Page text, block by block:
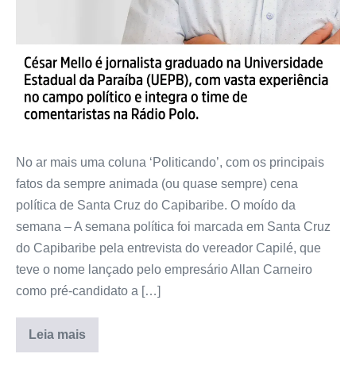
No ar mais uma coluna ‘Politicando’, com os principais
fatos da sempre animada (ou quase sempre) cena
política de Santa Cruz do Capibaribe. O moído da
semana – A semana política foi marcada em Santa Cruz
do Capibaribe pela entrevista do vereador Capilé, que
teve o nome lançado pelo empresário Allan Carneiro
como pré-candidato a […]
Leia mais